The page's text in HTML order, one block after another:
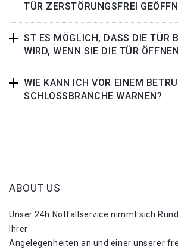
TÜR ZERSTÖRUNGSFREI
ST ES MÖGLICH, DASS DIE TÜR
WIRD, WENN SIE DIE TÜR
WIE KANN ICH VOR EINEM
SCHLOSSBRANCHE WARNEN?
ABOUT US
Unser 24h Notfallservice nimmt sich
Ihrer
Angelegenheiten an und einer unserer